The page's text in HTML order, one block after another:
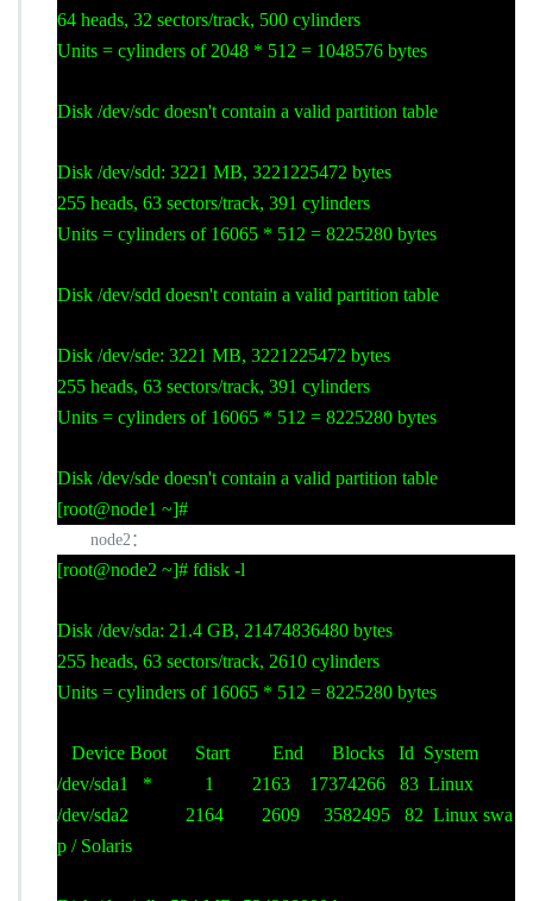
64 heads, 32 sectors/track, 500 cylinders
Units = cylinders of 2048 * 512 = 1048576 bytes
Disk /dev/sdc doesn't contain a valid partition table
Disk /dev/sdd: 3221 MB, 3221225472 bytes
255 heads, 63 sectors/track, 391 cylinders
Units = cylinders of 16065 * 512 = 8225280 bytes
Disk /dev/sdd doesn't contain a valid partition table
Disk /dev/sde: 3221 MB, 3221225472 bytes
255 heads, 63 sectors/track, 391 cylinders
Units = cylinders of 16065 * 512 = 8225280 bytes
Disk /dev/sde doesn't contain a valid partition table
[root@node1 ~]#
node2：
[root@node2 ~]# fdisk -l
Disk /dev/sda: 21.4 GB, 21474836480 bytes
255 heads, 63 sectors/track, 2610 cylinders
Units = cylinders of 16065 * 512 = 8225280 bytes
Device Boot Start End Blocks Id System
/dev/sda1 * 1 2163 17374266 83 Linux
/dev/sda2 2164 2609 3582495 82 Linux swa
p / Solaris